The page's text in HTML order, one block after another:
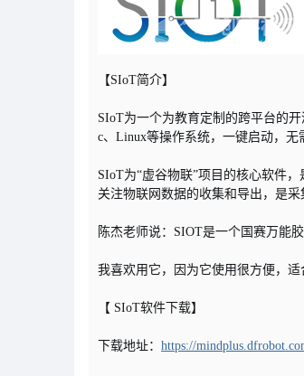
【SIoT简介】
SIoT为一个为教育定制的跨平台的
c、Linux等操作系统，一键启动，无
SIoT为“虚谷物联”项目的核心软件
关注物联网数据的收集和导出，是采
陈杰老师说：SIOT是一个国赛万能
我喜欢用它，因为它使用很方便，适
【 SIoT软件下载】
下载地址： https://